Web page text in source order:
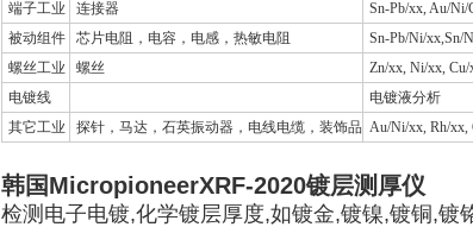
端子工业
连接器
Sn-Pb/xx, Au/
被动组件
芯片电阻，电容，电感，热敏电阻
Sn-Pb/Ni/
螺丝工业
螺丝
Zn/xx, Ni/xx,
电镀线
电镀液分析
其它工业
探针，马达，石英振动器，电线电缆，装饰品 Au/Ni/xx, Rh/xx,
韩国MicropioneerXRF-2020镀层测厚仪
检测电子电镀,化学镀层厚度,如镀金,镀镍,镀铜,镀